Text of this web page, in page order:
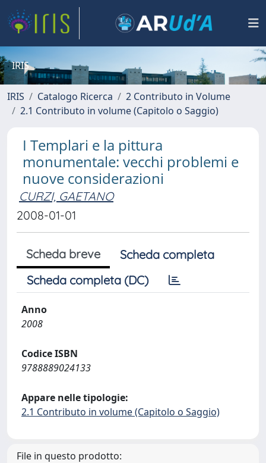
IRIS
IRIS Catalogo Ricerca
2 Contributo in Volume
2.1 Contributo in volume (Capitolo o Saggio)
I Templari e la pittura
monumentale: vecchi problemi e
nuove considerazioni
CURZI, GAETANO
2008-01-01
Scheda breve
Scheda completa
Scheda completa (DC)
Anno
2008
Codice ISBN
9788889024133
Appare nelle tipologie:
2.1 Contributo in volume (Capitolo o Saggio)
File in questo prodotto: